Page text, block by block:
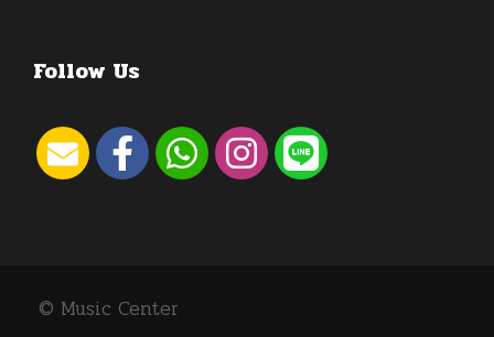
Follow Us
© Music Center